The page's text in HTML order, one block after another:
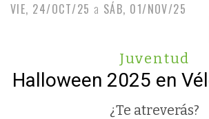
VIE, 24/OCT/25 a SÁB, 01/NOV/25
Juventud
Halloween 2025 en
¿Te atreverás?